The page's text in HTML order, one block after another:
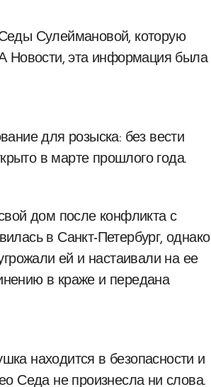
Новости, эта информация была
для розыска: без вести
в марте прошлого года.
дом после конфликта с
в Санкт-Петербург, однако
ей и настаивали на ее
в краже и передана
находится в безопасности и
Седа не произнесла ни слова.